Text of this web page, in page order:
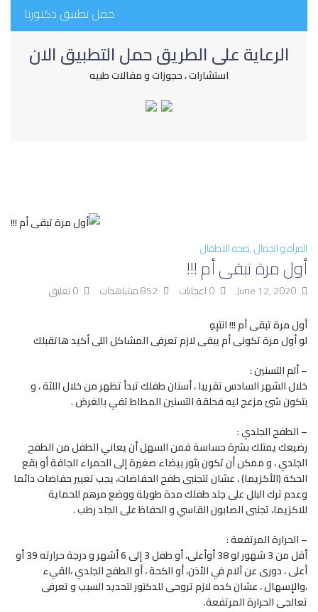
المرآه و الجمال صحه الاطفال
أول مرة تبقى أم !!!
June 12, 2020 0 اعجابات 852 مشاهدات
0 تعليق
أول مرة تبقى أم !!! انتبِهِ
لو أول مرة تكونى أم يبقى لازم تعرفى المشاكل اللى أكيد هاتقبلك
– ألم التسنين :
خلال الشهر السادس تقريبا ، أسنان طفلك تبدأ تظهر من خلال اللثة ، و
بتكون شئ مزعج ليه فحلقة التسنين المطاط تفي بالغرض .
– الطفح الجلدي :
رضيعك يمتلك بشرة حساسة فمن السهل أن يعاني الطفل من الطفح
الجلدي ، و ممكن أن تكون بثور بيضاء صغيرة إلى الحمراء الجافة أو بقع
الحكة (الأكزيما) ، عشان تتجنبى طفح الحفاضات، يجب تغيير حفاضات دائما
وعدم ترك البلل على جلد طفلك مدة طويلة ووضع مرهم للحماية
للاكزيما، تجنبى الصابون القاسي و الحفاظ على الجلد رطب .
– الحرارة المرتفعة :
أقل من 3 شهور لو 38 أوأعلى، أو طفل 3 إلى 6 أشهر و درجة حرارته 39 أو
أعلى ، دورى عن آلام في الأذن، أو الكحة ، أو الطفح الجلدي ،القيء
،والإسهال ، عشان كده لازم تروحى للدكتور لتحديد السبب و تعرفى
تعالجى الحرارة المرتفعة.
حمل تطبيق دكتورنا
الرعاية على الطريق حمل التطبيق الان
استشارات ، حجوزات و مقالات طبيه